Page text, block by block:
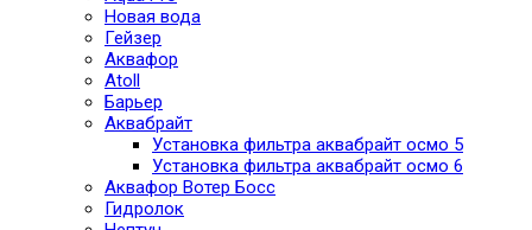
Новая вода
Гейзер
Аквафор
Atoll
Барьер
Аквабрайт
Установка фильтра аквабрайт осмо 5
Установка фильтра аквабрайт осмо 6
Аквафор Вотер Босс
Гидролок